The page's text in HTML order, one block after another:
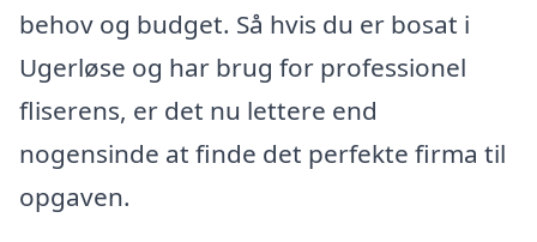
behov og budget. Så hvis du er bosat i
Ugerløse og har brug for professionel
fliserens, er det nu lettere end
nogensinde at finde det perfekte firma til
opgaven.